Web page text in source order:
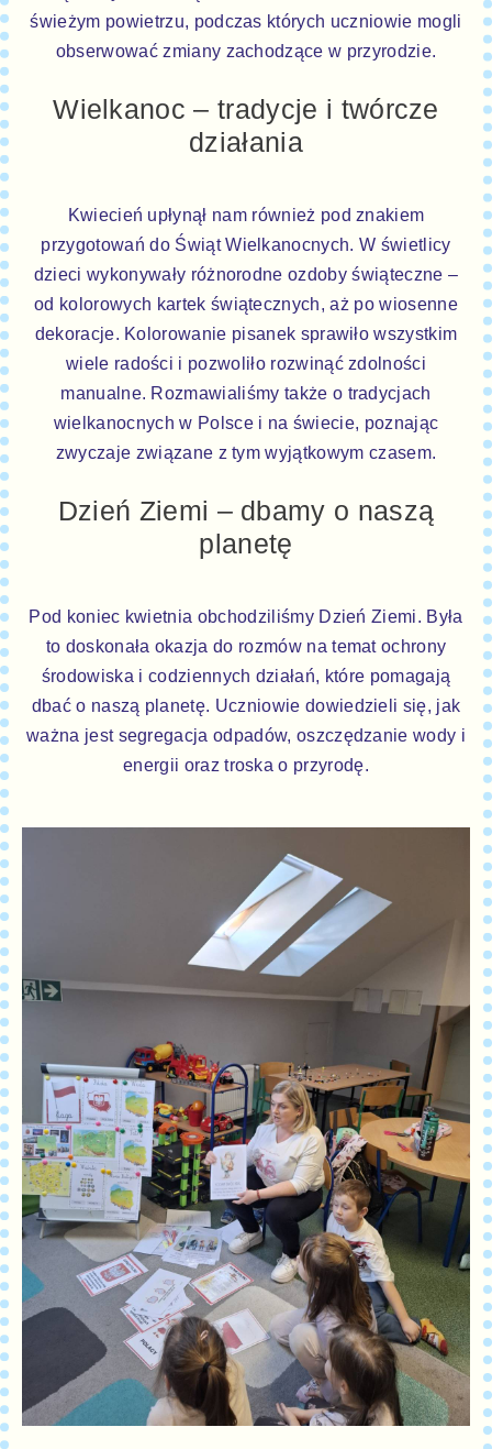
świeżym powietrzu, podczas których uczniowie mogli
obserwować zmiany zachodzące w przyrodzie.
Wielkanoc – tradycje i twórcze
działania
Kwiecień upłynął nam również pod znakiem
przygotowań do Świąt Wielkanocnych. W świetlicy
dzieci wykonywały różnorodne ozdoby świąteczne –
od kolorowych kartek świątecznych, aż po wiosenne
dekoracje. Kolorowanie pisanek sprawiło wszystkim
wiele radości i pozwoliło rozwinąć zdolności
manualne. Rozmawialiśmy także o tradycjach
wielkanocnych w Polsce i na świecie, poznając
zwyczaje związane z tym wyjątkowym czasem.
Dzień Ziemi – dbamy o naszą
planetę
Pod koniec kwietnia obchodziliśmy Dzień Ziemi. Była
to doskonała okazja do rozmów na temat ochrony
środowiska i codziennych działań, które pomagają
dbać o naszą planetę. Uczniowie dowiedzieli się, jak
ważna jest segregacja odpadów, oszczędzanie wody i
energii oraz troska o przyrodę.